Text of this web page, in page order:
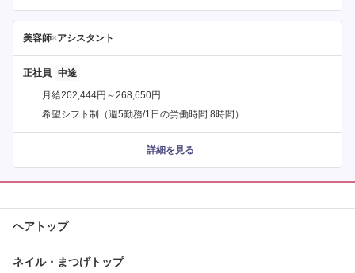
美容師×アシスタント
正社員
月給202,444円～268,650円
希望シフト制（週5勤務/1日の労働時間 8時間）
詳細を見る
ヘアトップ
ネイル・まつげトップ